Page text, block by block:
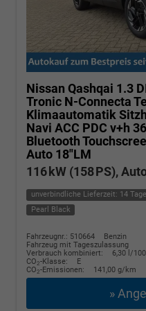
Nissan Qashqai 1.3
Tronic N-Connecta
Klimaautomatik
Navi ACC PDC v+h
Bluetooth
Auto 18"LM
116 kW (158 PS),
unverbindliche Lieferzeit: 14 Tage
Pearl Black
Fahrzeugnr.: 510664
Benzin
Fahrzeug mit Tageszulassung
Verbrauch kombiniert:
6,30 l/
CO2-Klasse:
E
CO2-Emissionen: 141,00 g/km
»